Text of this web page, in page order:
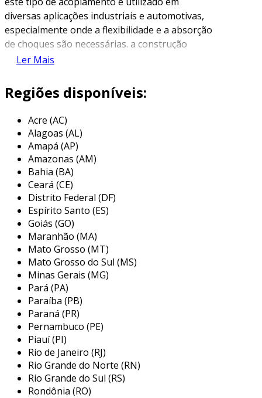
diversas aplicações industriais e automotivas,
especialmente onde a flexibilidade e a absorção
de choques são necessárias. a construção
desse acoplamento geralmente inclui uma
corpo elástico e componentes de fixação, que
garantem uma operação suave e eficiente.
a principal característica do acoplamento pino
elástico é sua capacidade de suportar
desalinhamentos angulares e paralelos, o que
é essencial em situações onde a precisão na
instalação dos eixos não é absoluta. esse tipo
de acoplamento é frequentemente utilizado em
sistemas de transmissão de potência,
beneficiando-se de sua capacidade de reduzir
vibrações e ruídos, aumentando a eficiência dos
equipamentos conectados.
principais aplicações do
acoplamento pino elástico
os acoplamentos pino elástico são utilizados
em uma ampla gama de aplicações devido à sua
versatilidade e eficiência. eles são comumente
encontrados em indústrias que requerem
transmissão de potência, como a indústria de
manufatura, automotiva e até mesmo em
Ler Mais
Regiões disponíveis:
Acre (AC)
Alagoas (AL)
Amapá (AP)
Amazonas (AM)
Bahia (BA)
Ceará (CE)
Distrito Federal (DF)
Espírito Santo (ES)
Goiás (GO)
Maranhão (MA)
Mato Grosso (MT)
Mato Grosso do Sul (MS)
Minas Gerais (MG)
Pará (PA)
Paraíba (PB)
Paraná (PR)
Pernambuco (PE)
Piauí (PI)
Rio de Janeiro (RJ)
Rio Grande do Norte (RN)
Rio Grande do Sul (RS)
Rondônia (RO)